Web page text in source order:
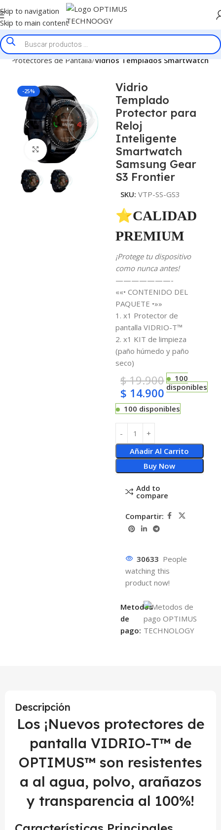
Skip to navigation
Skip to main content
Protectores de Pantalla Vidrios Templados SmartWatch
-25%
Click to enlarge
Vidrio
Templado
Protector para
Reloj
Inteligente
Smartwatch
Samsung Gear
S3 Frontier
SKU: VTP-SS-GS3
⭐CALIDAD
PREMIUM
¡Protege tu dispositivo
como nunca antes!
———————-
««• CONTENIDO DEL
PAQUETE •»»
1. x1 Protector de
pantalla VIDRIO-T™
2. x1 KIT de limpieza
(paño húmedo y paño
seco)
$19.900
$ 14.900
100
disponibles
100 disponibles
Añadir Al Carrito
Buy Now
Add to
compare
Compartir:
30633 People
watching this
product now!
Metodos
de
pago:
Descripción
Los ¡Nuevos protectores de
pantalla VIDRIO-T™ de
OPTIMUS™ son resistentes
a al agua, polvo, arañazos
y transparencia al 100%!